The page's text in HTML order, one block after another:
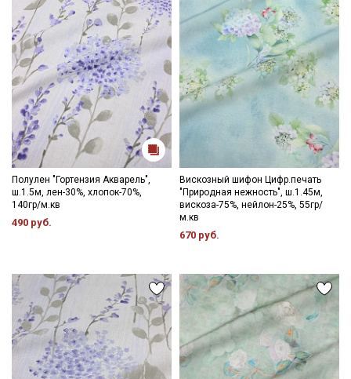
Полулен "Гортензия Акварель",
ш.1.5м, лен-30%, хлопок-70%,
140гр/м.кв
490 руб.
Вискозный шифон Цифр.печать
"Природная нежность", ш.1.45м,
вискоза-75%, нейлон-25%, 55гр/
м.кв
670 руб.